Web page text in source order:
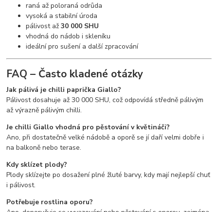
raná až poloraná odrůda
vysoká a stabilní úroda
pálivost až30 000 SHU
vhodná do nádob i skleníku
ideální pro sušení a další zpracování
FAQ – Často kladené otázky
Jak pálivá je chilli paprička Giallo?
Pálivost dosahuje až 30 000 SHU, což odpovídá středně pálivým
až výrazně pálivým chilli.
Je chilli Giallo vhodná pro pěstování v květináči?
Ano, při dostatečně velké nádobě a oporě se jí daří velmi dobře i
na balkoně nebo terase.
Kdy sklízet plody?
Plody sklízejte po dosažení plné žluté barvy, kdy mají nejlepší chuť
i pálivost.
Potřebuje rostlina oporu?